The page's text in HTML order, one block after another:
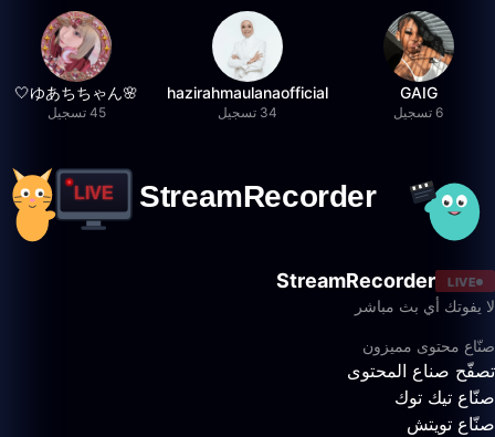
GAIG
6 تسجيل
hazirahmaulanaofficial
34 تسجيل
🌸ゆあちちゃん🤍
45 تسجيل
LIVE
StreamRecorder
لا يفوتك أي بث مباشر
صنّاع محتوى مميزون
تصفّح صناع المحتوى
صنّاع تيك توك
صنّاع تويتش